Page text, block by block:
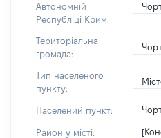
Автономній
Республіці Крим:
Територіальна
громада:
Тип населеного
пункту:
Населений пункт:
Район у місті: